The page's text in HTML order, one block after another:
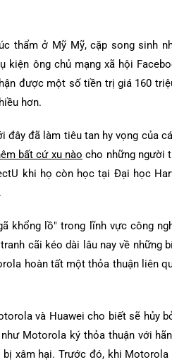
thẩm ở Mỹ Mỹ, cặp song sinh
ông chủ mạng xã hội
được một số tiền trị giá 160
hơn.
đây đã làm tiêu tan hy vọng của
bất cứ xu nào cho những người
khi họ còn học tại Đại học
khổng lồ" trong lĩnh vực công
cãi kéo dài lâu nay về những
hoàn tất một thỏa thuận liên
và Huawei cho biết sẽ hủy
Motorola ký thỏa thuận với
xâm hại. Trước đó, khi